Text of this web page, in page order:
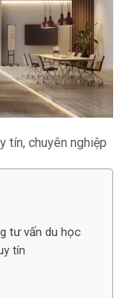
tín, chuyên nghiệp
tư vấn du học
tín